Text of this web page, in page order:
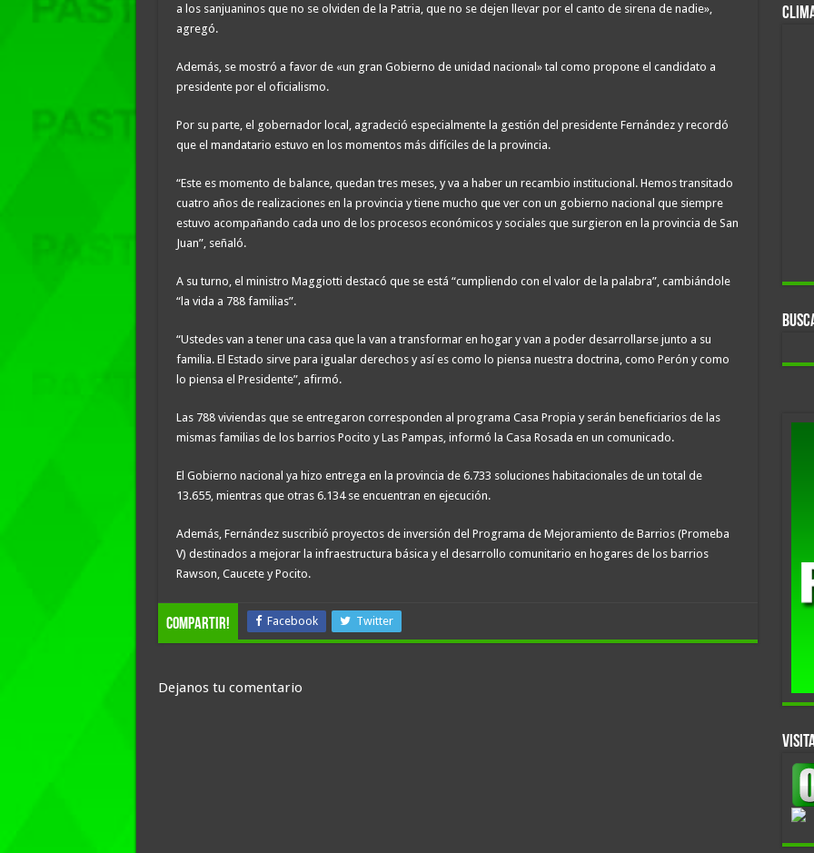
a los sanjuaninos que no se olviden de la Patria, que no se dejen llevar por el canto de sirena de nadie»,
agregó.
Además, se mostró a favor de «un gran Gobierno de unidad nacional» tal como propone el candidato a
presidente por el oficialismo.
Por su parte, el gobernador local, agradeció especialmente la gestión del presidente Fernández y recordó
que el mandatario estuvo en los momentos más difíciles de la provincia.
“Este es momento de balance, quedan tres meses, y va a haber un recambio institucional. Hemos transitado
cuatro años de realizaciones en la provincia y tiene mucho que ver con un gobierno nacional que siempre
estuvo acompañando cada uno de los procesos económicos y sociales que surgieron en la provincia de San
Juan”, señaló.
A su turno, el ministro Maggiotti destacó que se está “cumpliendo con el valor de la palabra”, cambiándole
“la vida a 788 familias”.
“Ustedes van a tener una casa que la van a transformar en hogar y van a poder desarrollarse junto a su
familia. El Estado sirve para igualar derechos y así es como lo piensa nuestra doctrina, como Perón y como
lo piensa el Presidente”, afirmó.
Las 788 viviendas que se entregaron corresponden al programa Casa Propia y serán beneficiarios de las
mismas familias de los barrios Pocito y Las Pampas, informó la Casa Rosada en un comunicado.
El Gobierno nacional ya hizo entrega en la provincia de 6.733 soluciones habitacionales de un total de
13.655, mientras que otras 6.134 se encuentran en ejecución.
Además, Fernández suscribió proyectos de inversión del Programa de Mejoramiento de Barrios (Promeba
V) destinados a mejorar la infraestructura básica y el desarrollo comunitario en hogares de los barrios
Rawson, Caucete y Pocito.
compartir! Facebook Twitter
Dejanos tu comentario